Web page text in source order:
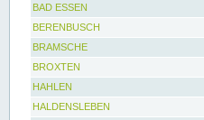
BAD ESSEN
BERENBUSCH
BRAMSCHE
BROXTEN
HAHLEN
HALDENSLEBEN